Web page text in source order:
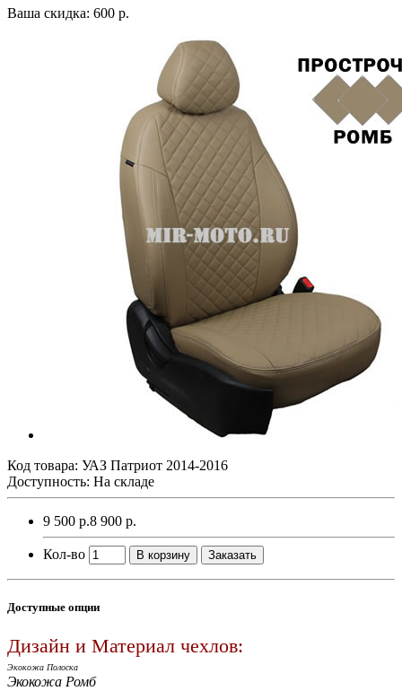
Ваша скидка: 600 р.
Код товара: УАЗ Патриот 2014-2016
Доступность: На складе
9 500 р.8 900 р.
Кол-во В корзину Заказать
Доступные опции
Дизайн и Материал чехлов:
Экокожа Полоска
Экокожа Ромб